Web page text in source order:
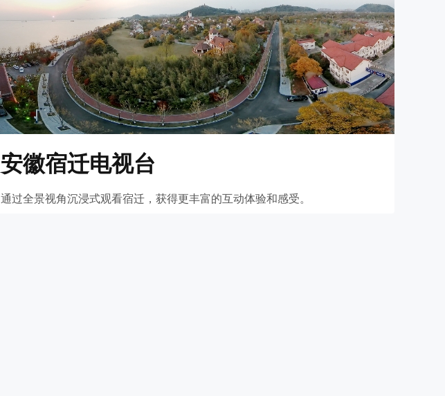
安徽宿迁电视台
通过全景视角沉浸式观看宿迁，获得更丰富的互动体验和感受。